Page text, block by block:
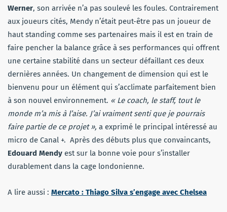
Werner, son arrivée n’a pas soulevé les foules. Contrairement
aux joueurs cités, Mendy n’était peut-être pas un joueur de
haut standing comme ses partenaires mais il est en train de
faire pencher la balance grâce à ses performances qui offrent
une certaine stabilité dans un secteur défaillant ces deux
dernières années. Un changement de dimension qui est le
bienvenu pour un élément qui s’acclimate parfaitement bien
à son nouvel environnement. « Le coach, le staff, tout le
monde m’a mis à l’aise. J’ai vraiment senti que je pourrais
faire partie de ce projet », a exprimé le principal intéressé au
micro de Canal +. Après des débuts plus que convaincants,
Edouard Mendy est sur la bonne voie pour s’installer
durablement dans la cage londonienne.
A lire aussi : Mercato : Thiago Silva s’engage avec Chelsea